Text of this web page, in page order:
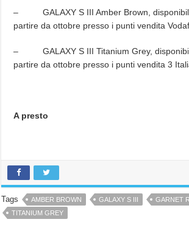
– GALAXY S III Amber Brown,
partire da ottobre presso i punti vendita
– GALAXY S III Titanium Grey,
partire da ottobre presso i punti vendita 3
A presto
Tags AMBER BROWN GALAXY S III GARNET
TITANIUM GREY